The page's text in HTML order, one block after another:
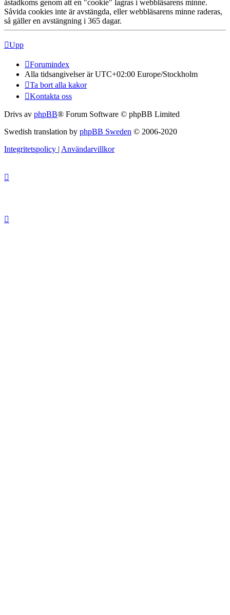
åstadkoms genom att en "cookie" lagras i webbläsarens minne.
Såvida cookies inte är avstängda, eller webbläsarens minne raderas,
så gäller en avstängning i 365 dagar.
Upp
Forumindex
Alla tidsangivelser är UTC+02:00 Europe/Stockholm
Ta bort alla kakor
Kontakta oss
Drivs av phpBB® Forum Software © phpBB Limited
Swedish translation by phpBB Sweden © 2006-2020
Integritetspolicy | Användarvillkor